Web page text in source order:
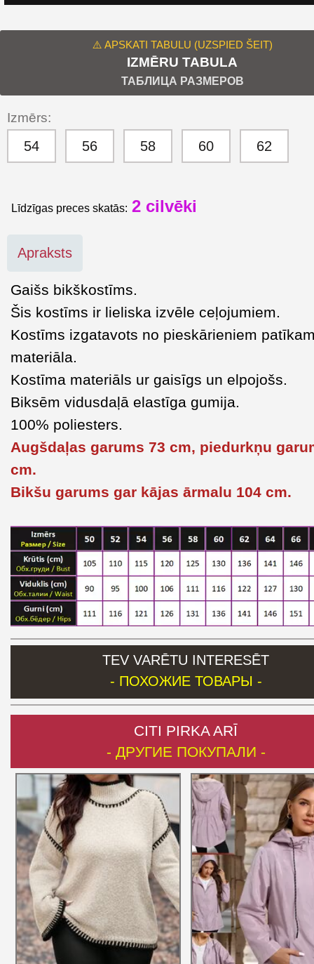
⚠️ APSKATI TABULU (UZSPIED ŠEIT)
IZMĒRU TABULA
ТАБЛИЦА РАЗМЕРОВ
Izmērs:
54 56 58 60 62
Līdzīgas preces skatās: 2 cilvēki
Apraksts
Gaišs bikškostīms.
Šis kostīms ir lieliska izvēle ceļojumiem.
Kostīms izgatavots no pieskārieniem
materiāla.
Kostīma materiāls ur gaisīgs un elpojošs.
Biksēm vidusdaļā elastīga gumija.
100% poliesters.
Augšdaļas garums 73 cm, piedurkņu
cm.
Bikšu garums gar kājas ārmalu 104 cm.
TEV VARĒTU INTERESĒT
- ПОХОЖИЕ ТОВАРЫ -
CITI PIRKA ARĪ
- ДРУГИЕ ПОКУПАЛИ -